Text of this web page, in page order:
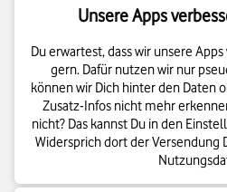
Unsere Apps
Du erwartest, dass wir unsere
gern. Dafür nutzen wir nur
können wir Dich hinter den Daten
Zusatz-Infos nicht mehr
nicht? Das kannst Du in den
Widersprich dort der Versendung